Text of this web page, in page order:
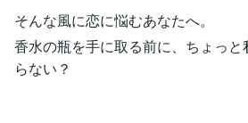
そんな風に恋に悩むあなたへ。
香水の瓶を手に取る前に、ちょっと
らない？